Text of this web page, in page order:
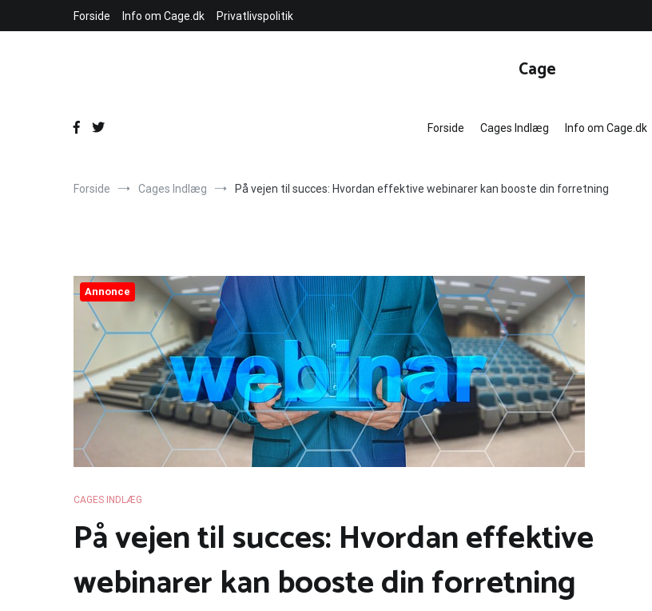
Forside Info om Cage.dk Privatlivspolitik
Cage
Forside Cages Indlæg Info om Cage.dk
Forside Cages Indlæg På vejen til succes: Hvordan effektive webinarer kan booste din forretning
Annonce
CAGES INDLÆG
På vejen til succes: Hvordan effektive
webinarer kan booste din forretning